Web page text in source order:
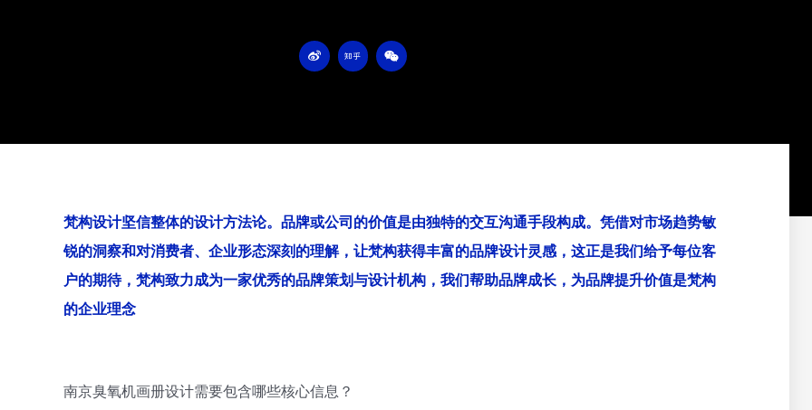
W
e
i
Z
h
i
W
e
i
梵构设计坚信整体的设计方法论。品牌或公司的价值是由独特的交互沟通手段构成。凭借对市场趋势敏
锐的洞察和对消费者、企业形态深刻的理解，让梵构获得丰富的品牌设计灵感，这正是我们给予每位客
户的期待，梵构致力成为一家优秀的品牌策划与设计机构，我们帮助品牌成长，为品牌提升价值是梵构
的企业理念
南京臭氧机画册设计需要包含哪些核心信息？